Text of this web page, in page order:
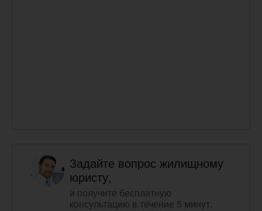
Задайте вопрос жилищному
юристу,
и получите бесплатную
консультацию в течение 5 минут.